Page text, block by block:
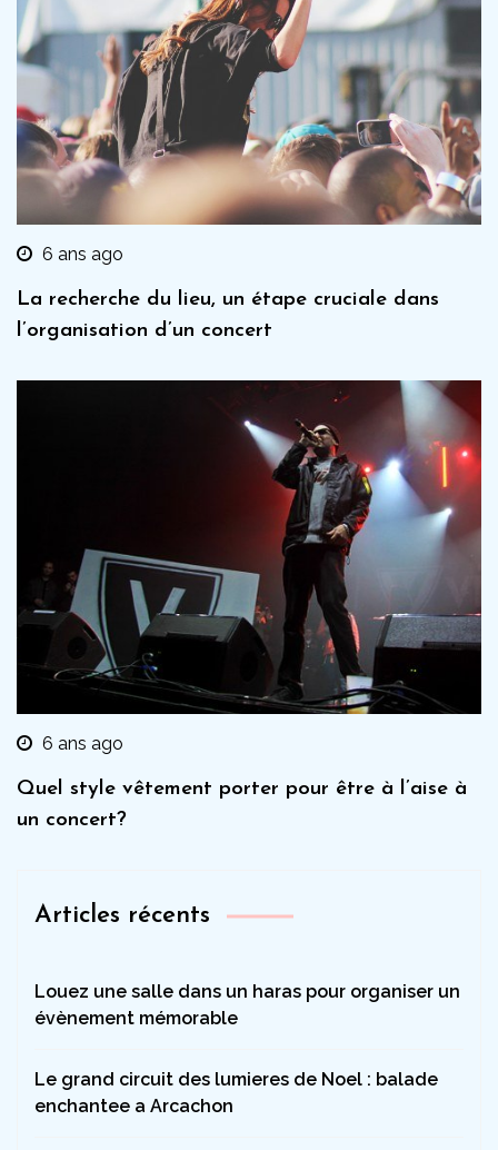
6 ans ago
La recherche du lieu, un étape cruciale dans
l’organisation d’un concert
6 ans ago
Quel style vêtement porter pour être à l’aise à
un concert?
Articles récents
Louez une salle dans un haras pour organiser un
évènement mémorable
Le grand circuit des lumieres de Noel : balade
enchantee a Arcachon